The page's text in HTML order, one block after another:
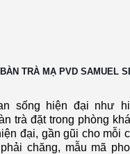
TRÀ MẠ PVD SAMUEL
sống hiện đại như
trà đặt trong phòng
đại, gần gũi cho mỗi
chăng, mẫu mã